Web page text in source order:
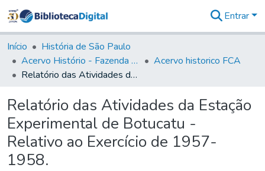
&
Coleções
Tudo na
Biblioteca
Estatísticas
Entrar
Início
História de São Paulo
Acervo Histório - Fazenda Lageado
Acervo historico FCA
Relatório das Atividades da Estação Experimental de Botucatu - Relativo ao Exercício de 1957-1958.
Relatório das Atividades da Estação
Experimental de Botucatu -
Relativo ao Exercício de 1957-
1958.